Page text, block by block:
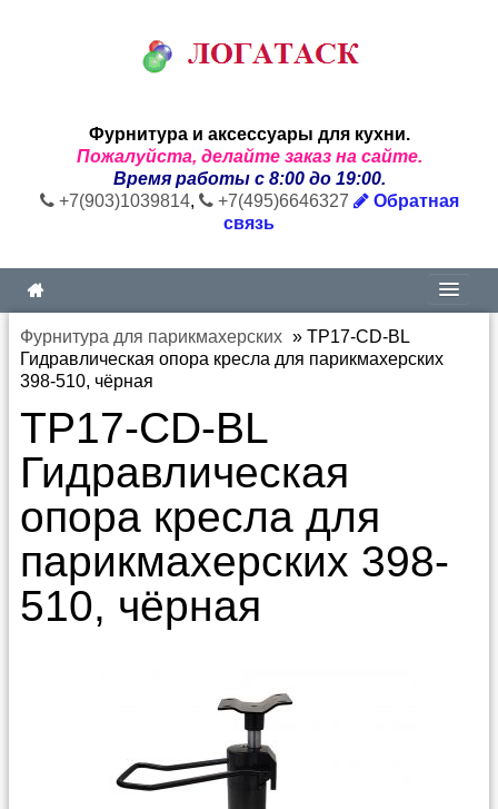
Фурнитура и аксессуары для кухни.
Пожалуйста, делайте заказ на сайте.
Время работы с 8:00 до 19:00.
+7(903)1039814, +7(495)6646327
Обратная
связь
Фурнитура для парикмахерских » TР17-CD-BL
Гидравлическая опора кресла для парикмахерских
398-510, чёрная
TР17-CD-BL
Гидравлическая
опора кресла для
парикмахерских 398-
510, чёрная